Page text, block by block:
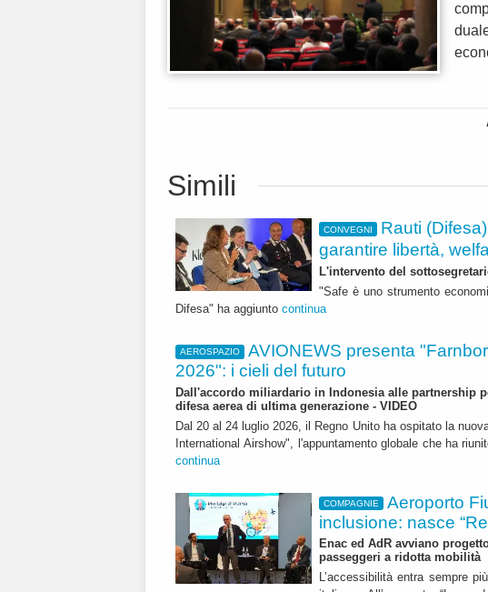
Simili
CONVEGNI
Rauti
garantire libertà,
L'intervento del
"Safe è uno strumento
Difesa" ha aggiunto continua
AEROSPAZIO
AVIONEWS presenta
2026": i cieli del futuro
Dall'accordo miliardario in Indonesia alle partnership
difesa aerea di ultima generazione - VIDEO
Dal 20 al 24 luglio 2026, il Regno Unito ha ospitato la
International Airshow", l'appuntamento globale che ha
continua
COMPAGNIE
Aeroporto
inclusione: nasce
Enac ed AdR avviano
passeggeri a ridotta mobilità
L’accessibilità entra sempre